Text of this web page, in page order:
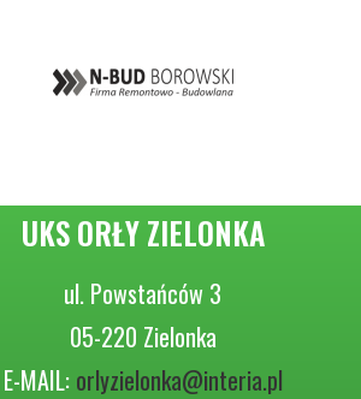
UKS ORŁY ZIELONKA
ul. Powstańców 3
05-220 Zielonka
E-MAIL: orlyzielonka@interia.pl